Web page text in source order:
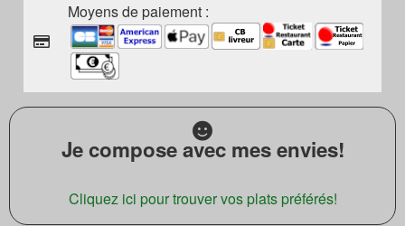
Moyens de paiement :
Je compose avec mes envies!
Cliquez ici pour trouver vos plats préférés!